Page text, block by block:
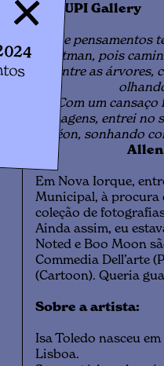
📌 MUPI Gallery
Que pensamentos
Whitman, pois
entre as árvores,
Com um
imagens, entrei no
néon, sonhando
Allen
Em Nova Iorque,
Municipal, à procura
coleção de
Ainda assim, eu
Noted e Boo Moon
Commedia Dell’arte
(Cartoon). Queria
Sobre a artista:
Isa Toledo nasceu
Lisboa.